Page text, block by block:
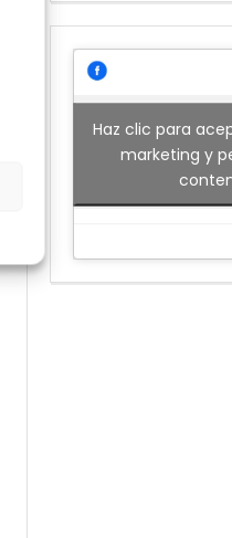
Haz clic para
marketing y